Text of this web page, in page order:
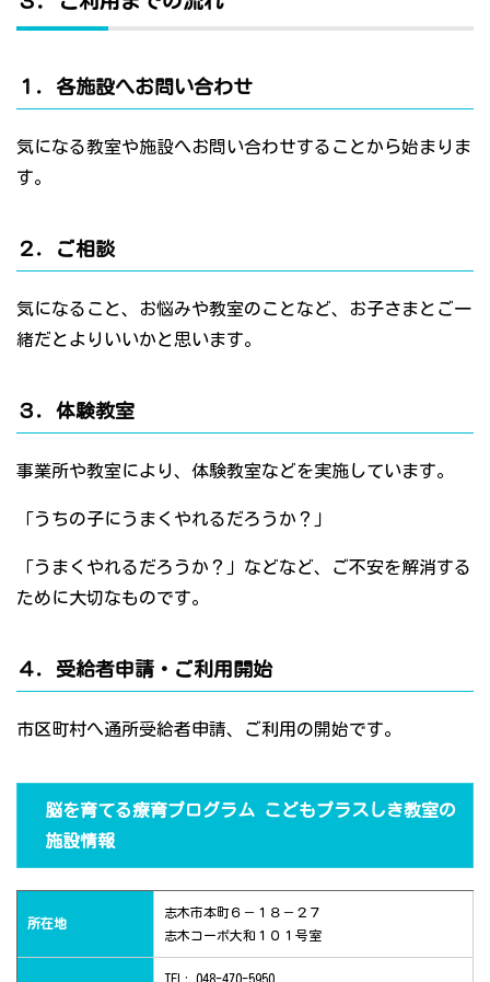
１．各施設へお問い合わせ
気になる教室や施設へお問い合わせすることから始まりま
す。
２．ご相談
気になること、お悩みや教室のことなど、お子さまとご一
緒だとよりいいかと思います。
３．体験教室
事業所や教室により、体験教室などを実施しています。
「うちの子にうまくやれるだろうか？」
「うまくやれるだろうか？」などなど、ご不安を解消する
ために大切なものです。
４．受給者申請・ご利用開始
市区町村へ通所受給者申請、ご利用の開始です。
脳を育てる療育プログラム こどもプラスしき教室の
施設情報
所在地
志木市本町６－１８－２７
志木コーポ大和１０１号室
TEL: 048-470-5950